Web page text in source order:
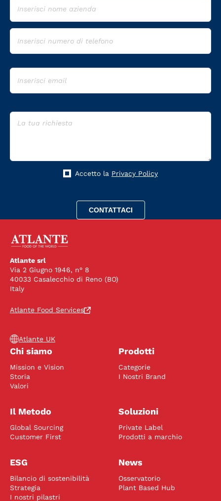
Accetto la Privacy Policy
Atlante srl
Via 2 Giugno 1946, n° 8
40033 Casalecchio di Reno (BO)
Italy
Atlante Food Services
Atlante UK
Chi siamo
Mission e Vision
Storia
Valori
Prodotti
Categorie
I Nostri Brand
Il Metodo
Global Sourcing
Customer First
Soluzioni
Private Label
Prodotti a marchio
ESG
Bilancio di sostenibilità
Strategia
I nostri pilastri
News
Osservatorio
Plant Based Hub